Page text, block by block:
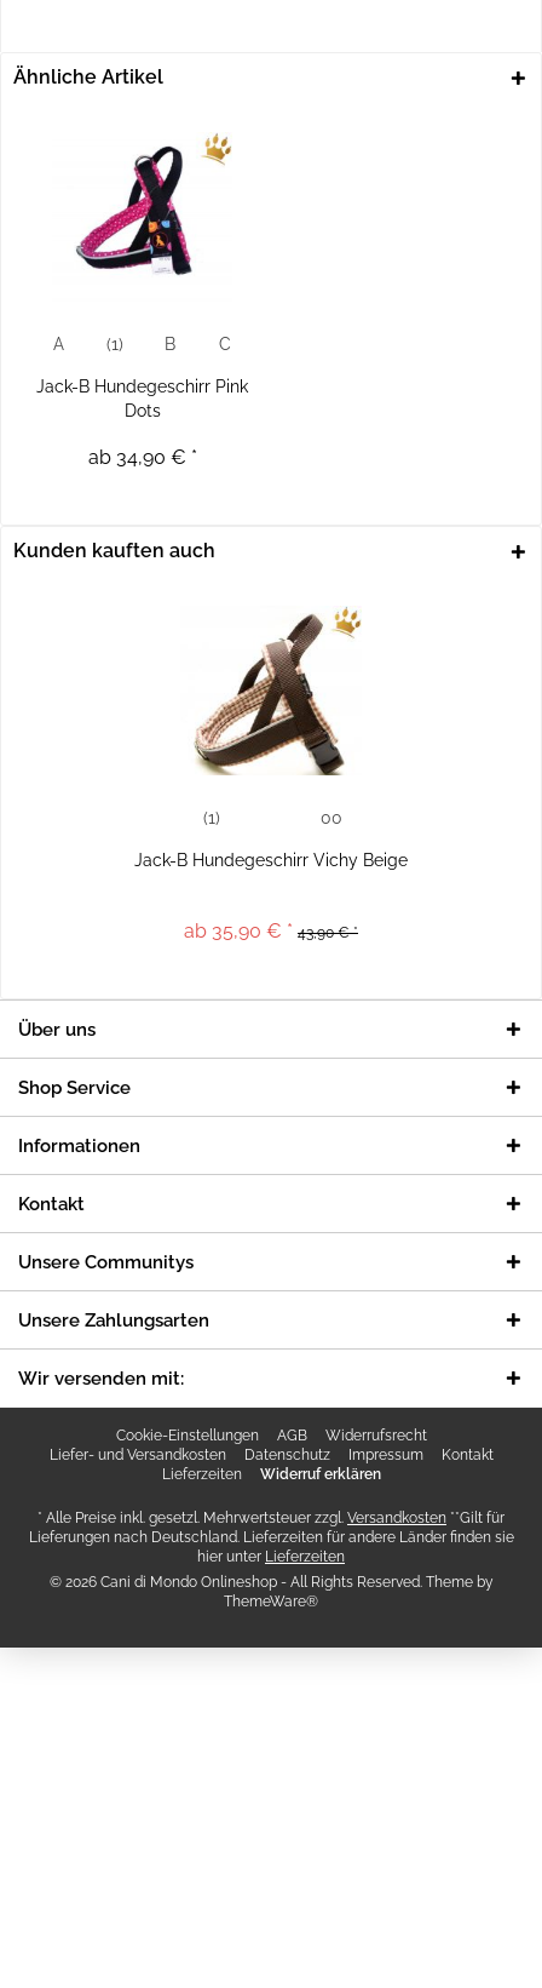
Ähnliche Artikel
A (1) B C
Jack-B Hundegeschirr Pink
Dots
ab 34,90 € *
Kunden kauften auch
(1) 00
Jack-B Hundegeschirr Vichy Beige
ab 35,90 € * 43,90 € *
Über uns
Shop Service
Informationen
Kontakt
Unsere Communitys
Unsere Zahlungsarten
Wir versenden mit:
Cookie-Einstellungen AGB
Widerrufsrecht
Liefer- und Versandkosten
Datenschutz Impressum
Kontakt
Lieferzeiten
Widerruf erklären
* Alle Preise inkl. gesetzl. Mehrwertsteuer zzgl. Versandkosten **Gilt für
Lieferungen nach Deutschland. Lieferzeiten für andere Länder finden sie
hier unter Lieferzeiten
© 2026 Cani di Mondo Onlineshop - All Rights Reserved. Theme by
ThemeWare®